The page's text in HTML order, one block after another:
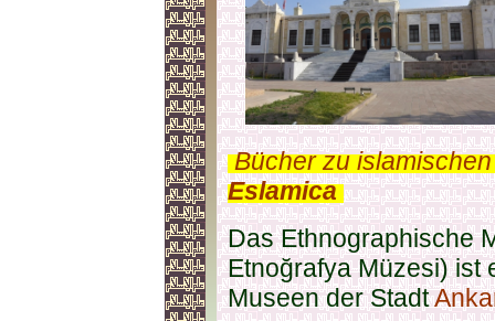
.Bücher zu
Eslamica.
Das Ethnographische
Etnoğrafya Müzesi) ist
Museen der Stadt